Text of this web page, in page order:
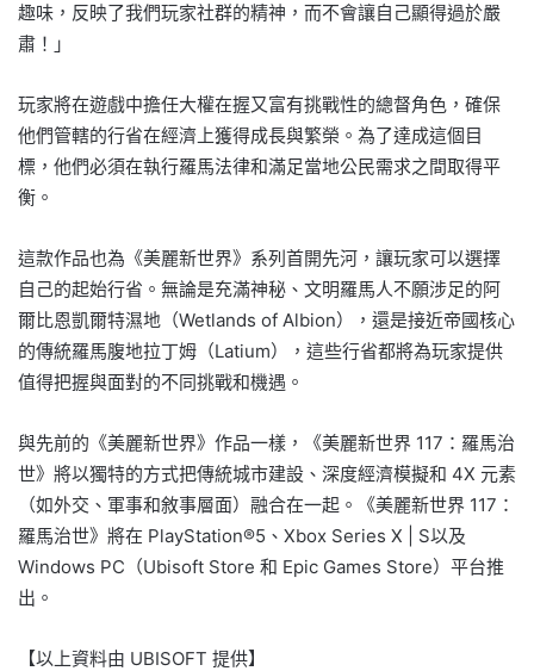
趣味，反映了我們玩家社群的精神，而不會讓自己顯得過於嚴
肅！」
玩家將在遊戲中擔任大權在握又富有挑戰性的總督角色，確保
他們管轄的行省在經濟上獲得成長與繁榮。為了達成這個目
標，他們必須在執行羅馬法律和滿足當地公民需求之間取得平
衡。
這款作品也為《美麗新世界》系列首開先河，讓玩家可以選擇
自己的起始行省。無論是充滿神秘、文明羅馬人不願涉足的阿
爾比恩凱爾特濕地（Wetlands of Albion），還是接近帝國核心
的傳統羅馬腹地拉丁姆（Latium），這些行省都將為玩家提供
值得把握與面對的不同挑戰和機遇。
與先前的《美麗新世界》作品一樣，《美麗新世界 117：羅馬治
世》將以獨特的方式把傳統城市建設、深度經濟模擬和 4X 元素
（如外交、軍事和敘事層面）融合在一起。《美麗新世界 117：
羅馬治世》將在 PlayStation®5、Xbox Series X | S以及
Windows PC（Ubisoft Store 和 Epic Games Store）平台推
出。
【以上資料由 UBISOFT 提供】